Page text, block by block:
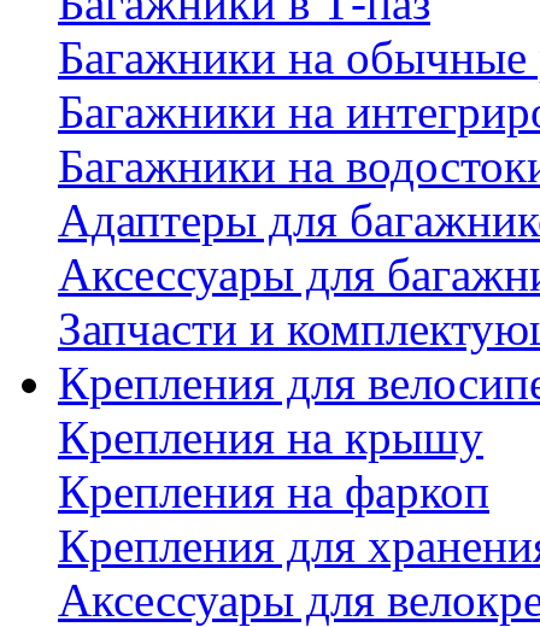
Багажники на обычные
Багажники на
Багажники на
Адаптеры для
Аксессуары для
Запчасти и
Крепления для
Крепления на крышу
Крепления на фаркоп
Крепления для
Аксессуары для